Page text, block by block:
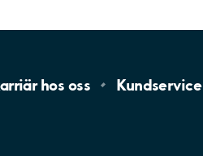
hos oss Kundservice